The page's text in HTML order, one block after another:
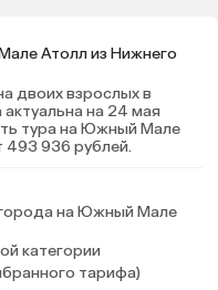
Атолл из Нижнего
двоих взрослых в
на 24 мая
тура на Южный Мале
493 936 рублей.
на Южный Мале
категории
тарифа)